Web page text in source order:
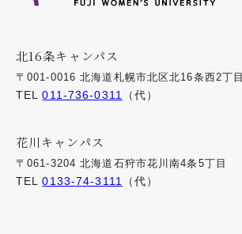
北16条キャンパス
〒001-0016 北海道札幌市北区北16条西2丁目
TEL011-736-0311 （代）
花川キャンパス
〒061-3204 北海道石狩市花川南4条5丁目
TEL0133-74-3111 （代）